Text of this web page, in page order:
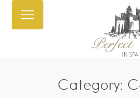
Category: